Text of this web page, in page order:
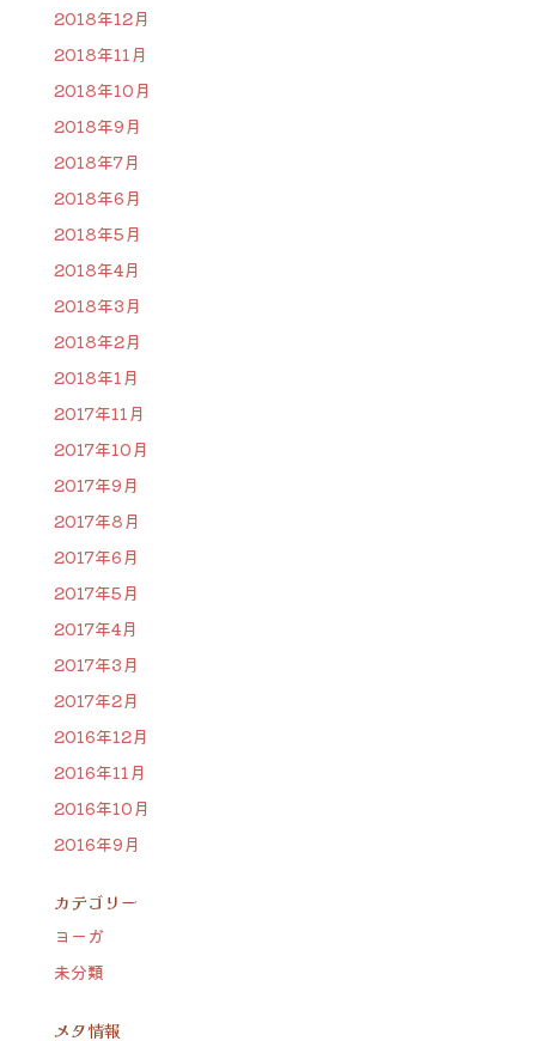
2018年12月
2018年11月
2018年10月
2018年9月
2018年7月
2018年6月
2018年5月
2018年4月
2018年3月
2018年2月
2018年1月
2017年11月
2017年10月
2017年9月
2017年8月
2017年6月
2017年5月
2017年4月
2017年3月
2017年2月
2016年12月
2016年11月
2016年10月
2016年9月
カテゴリー
ヨーガ
未分類
メタ情報